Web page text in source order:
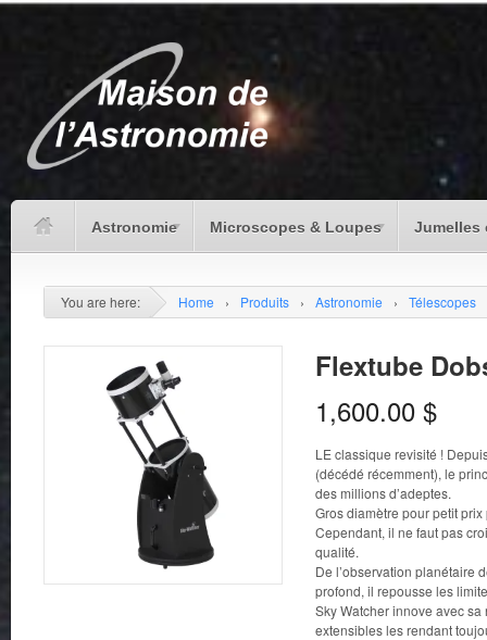
Astronomie Microscopes & Loupes Jumelles
You are here: Home › Produits › Astronomie › Télescopes
Flextube
1,600.00 $
LE classique revisité !
(décédé récemment), le
des millions d’adeptes.
Gros diamètre pour petit
Cependant, il ne faut pas
qualité.
De l’observation planétaire
profond, il repousse les
Sky Watcher innove avec
extensibles les rendant